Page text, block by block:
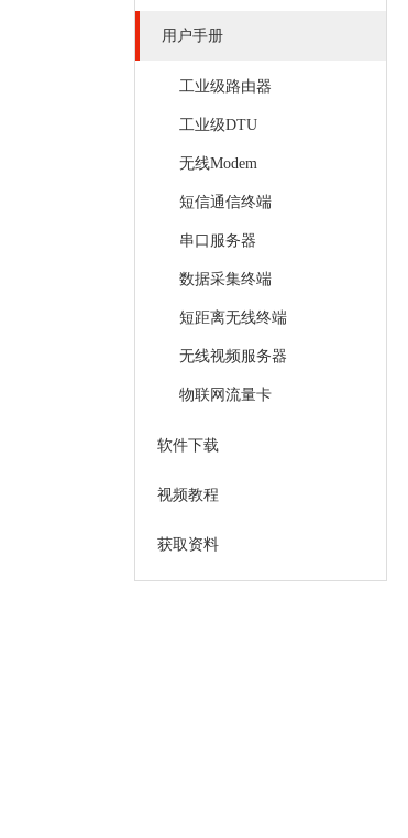
用户手册
工业级路由器
工业级DTU
无线Modem
短信通信终端
串口服务器
数据采集终端
短距离无线终端
无线视频服务器
物联网流量卡
软件下载
视频教程
获取资料